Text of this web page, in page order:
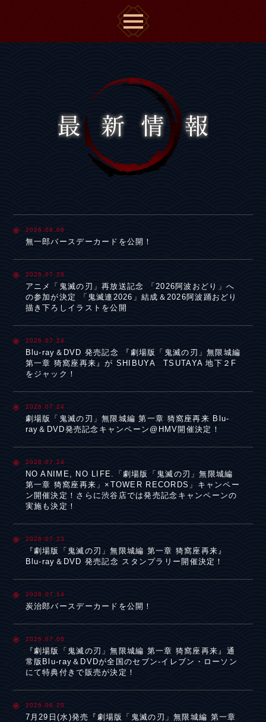
2026.08.08
無一郎バースデーカードを公開！
2026.07.26
アニメ「鬼滅の刃」再放送記念 「2026阿波おどり」へ
の参加が決定 「鬼滅連2026」結成＆2026阿波踊おどり
描き下ろしイラストを公開
2026.07.24
Blu-ray＆DVD 発売記念 『劇場版「鬼滅の刃」無限城編
第一章 猗窩座再来』が SHIBUYA TSUTAYA 地下２F
をジャック！
2026.07.24
劇場版「鬼滅の刃」無限城編 第一章 猗窩座再来 Blu-
ray＆DVD発売記念キャンペーン@HMV開催決定！
2026.07.24
NO ANIME, NO LIFE.「劇場版「鬼滅の刃」無限城編
第一章 猗窩座再来」×TOWER RECORDS」キャンペー
ン開催決定！さらに渋谷店では発売記念キャンペーンの
実施も決定！
2026.07.23
『劇場版「鬼滅の刃」無限城編 第一章 猗窩座再来』
Blu-ray＆DVD 発売記念 スタンプラリー開催決定！
2026.07.14
炭治郎バースデーカードを公開！
2026.07.06
『劇場版「鬼滅の刃」無限城編 第一章 猗窩座再来』通
常版Blu-ray＆DVDが全国のセブン-イレブン・ローソン
にて特典付きで販売が決定！
2026.06.20
7月29日(水)発売『劇場版「鬼滅の刃」無限城編 第一章